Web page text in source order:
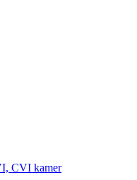
CVI kamer